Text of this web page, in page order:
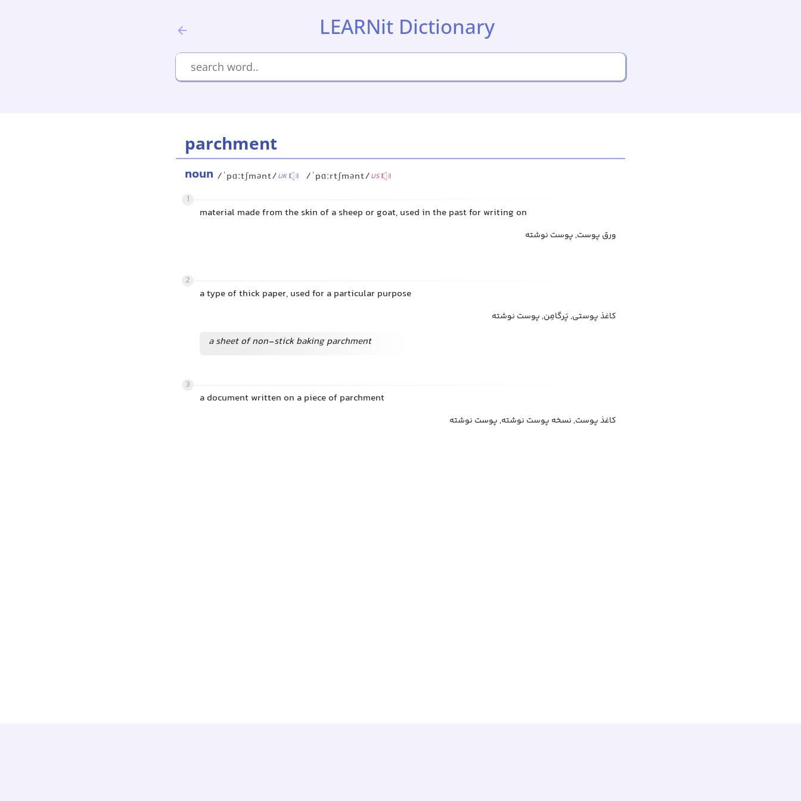
LEARNit Dictionary
parchment
noun /ˈpɑːtʃmənt/UK /ˈpɑːrtʃmənt/US
1
material made from the skin of a sheep or goat, used in the past for writing on
ورق پوست, پوست نوشته
2
a type of thick paper, used for a particular purpose
کاغذ پوستی, پَرگامِن, پوست نوشته
a sheet of non-stick baking parchment
3
a document written on a piece of parchment
کاغذ پوست, نسخه پوست نوشته, پوست نوشته